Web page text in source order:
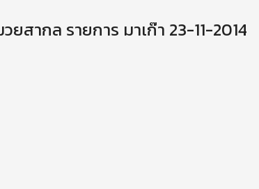
สากล รายการ มาเก๊า 23-11-2014